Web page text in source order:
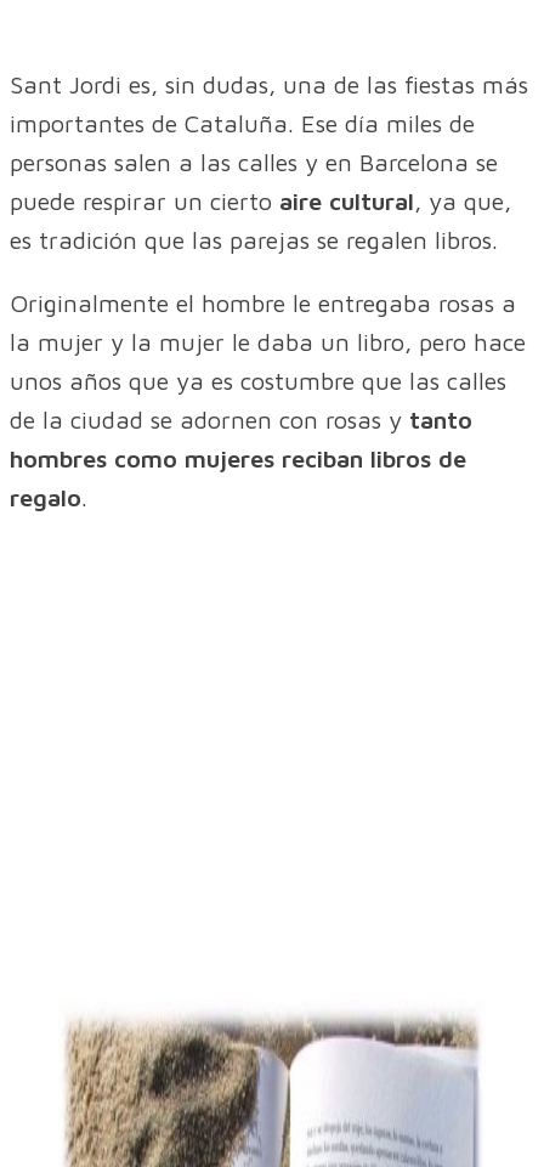
Sant Jordi es, sin dudas, una de las fiestas más
importantes de Cataluña. Ese día miles de
personas salen a las calles y en Barcelona se
puede respirar un cierto aire cultural, ya que,
es tradición que las parejas se regalen libros.
Originalmente el hombre le entregaba rosas a
la mujer y la mujer le daba un libro, pero hace
unos años que ya es costumbre que las calles
de la ciudad se adornen con rosas y tanto
hombres como mujeres reciban libros de
regalo.